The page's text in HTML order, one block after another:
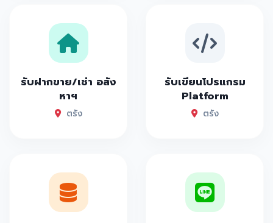
รับฝากขาย/เช่า อสัง
หาฯ
ตรัง
รับเขียนโปรแกรม
Platform
ตรัง